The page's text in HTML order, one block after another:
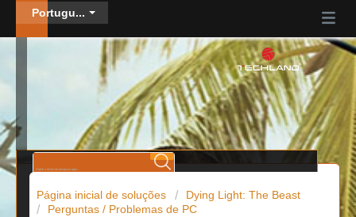
Portugu...
Página inicial de soluções
Dying Light: The Beast
Perguntas / Problemas de PC